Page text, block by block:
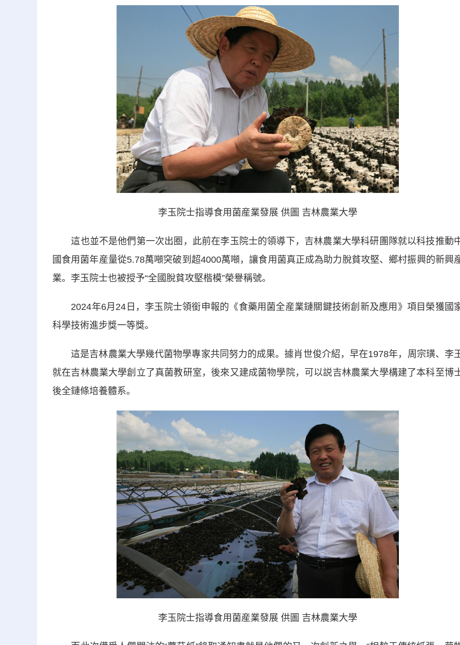
李玉院士指導食用菌産業發展 供圖 吉林農業大學
這也並不是他們第一次出圈，此前在李玉院士的領導下，吉林農業大學科研團隊就以科技推動
國食用菌年産量從5.78萬噸突破到超4000萬噸，讓食用菌真正成為助力脫貧攻堅、鄉村振興的新興
業。李玉院士也被授予“全國脫貧攻堅楷模”榮譽稱號。
2024年6月24日，李玉院士領銜申報的《食藥用菌全産業鏈關鍵技術創新及應用》項目榮獲國
科學技術進步獎一等獎。
這是吉林農業大學幾代菌物學專家共同努力的成果。據肖世俊介紹，早在1978年，周宗璜、李
就在吉林農業大學創立了真菌教研室，後來又建成菌物學院，可以説吉林農業大學構建了本科至博
後全鏈條培養體系。
李玉院士指導食用菌産業發展 供圖 吉林農業大學